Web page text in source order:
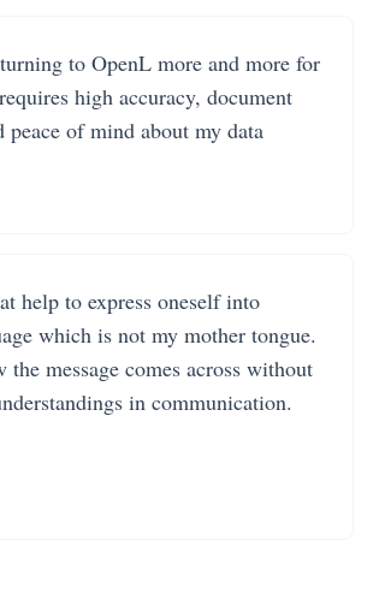
to OpenL more and more for
high accuracy, document
of mind about my data.
help to express oneself into
which is not my mother tongue.
the message comes across without
in communication.